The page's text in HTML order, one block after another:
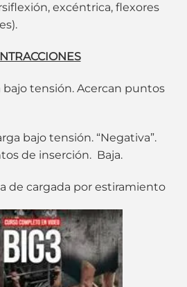
excéntrica, flexores
bajo tensión. Acercan puntos
bajo tensión. “Negativa”.
de inserción. Baja.
de cargada por estiramiento